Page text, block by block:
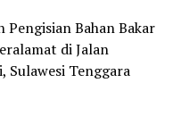
Pengisian Bahan Bakar
di Jalan
Sulawesi Tenggara